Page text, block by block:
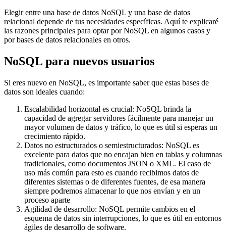
Elegir entre una base de datos NoSQL y una base de datos
relacional depende de tus necesidades específicas. Aquí te explicaré
las razones principales para optar por NoSQL en algunos casos y
por bases de datos relacionales en otros.
NoSQL para nuevos usuarios
Si eres nuevo en NoSQL, es importante saber que estas bases de
datos son ideales cuando:
Escalabilidad horizontal es crucial: NoSQL brinda la
capacidad de agregar servidores fácilmente para manejar un
mayor volumen de datos y tráfico, lo que es útil si esperas un
crecimiento rápido.
Datos no estructurados o semiestructurados: NoSQL es
excelente para datos que no encajan bien en tablas y columnas
tradicionales, como documentos JSON o XML. El caso de
uso más común para esto es cuando recibimos datos de
diferentes sistemas o de diferentes fuentes, de esa manera
siempre podremos almacenar lo que nos envían y en un
proceso aparte
Agilidad de desarrollo: NoSQL permite cambios en el
esquema de datos sin interrupciones, lo que es útil en entornos
ágiles de desarrollo de software.